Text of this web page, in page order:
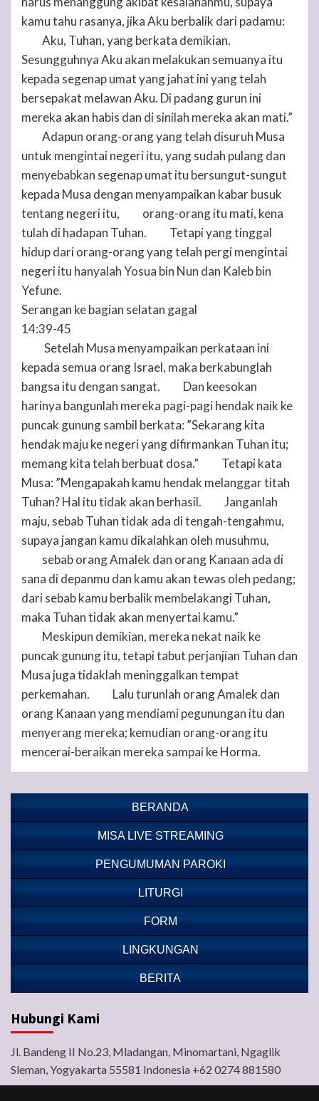
kamu tahu rasanya, jika Aku berbalik dari padamu:
Aku, Tuhan, yang berkata demikian.
Sesungguhnya Aku akan melakukan semuanya itu
kepada segenap umat yang jahat ini yang telah
bersepakat melawan Aku. Di padang gurun ini
mereka akan habis dan di sinilah mereka akan mati.”
Adapun orang-orang yang telah disuruh Musa
untuk mengintai negeri itu, yang sudah pulang dan
menyebabkan segenap umat itu bersungut-sungut
kepada Musa dengan menyampaikan kabar busuk
tentang negeri itu,
orang-orang itu mati, kena
tulah di hadapan Tuhan.
Tetapi yang tinggal
hidup dari orang-orang yang telah pergi mengintai
negeri itu hanyalah Yosua bin Nun dan Kaleb bin
Yefune.
Serangan ke bagian selatan gagal
14:39-45
Setelah Musa menyampaikan perkataan ini
kepada semua orang Israel, maka berkabunglah
bangsa itu dengan sangat.
Dan keesokan
harinya bangunlah mereka pagi-pagi hendak naik ke
puncak gunung sambil berkata: ”Sekarang kita
hendak maju ke negeri yang difirmankan Tuhan itu;
memang kita telah berbuat dosa.”
Tetapi kata
Musa: ”Mengapakah kamu hendak melanggar titah
Tuhan? Hal itu tidak akan berhasil.
Janganlah
maju, sebabTuhantidak ada di tengah-tengahmu,
supaya jangan kamu dikalahkan oleh musuhmu,
sebab orang Amalek dan orang Kanaan ada di
sana di depanmu dan kamu akan tewas oleh pedang;
dari sebab kamu berbalik membelakangiTuhan,
maka Tuhantidak akan menyertai kamu.”
Meskipun demikian, mereka nekat naik ke
puncak gunung itu, tetapi tabut perjanjian Tuhan dan
Musa juga tidaklah meninggalkan tempat
perkemahan.
Lalu turunlah orang Amalek dan
orang Kanaan yang mendiami pegunungan itu dan
menyerang mereka; kemudian orang-orang itu
mencerai-beraikan mereka sampai ke Horma.
BERANDA
MISA LIVE STREAMING
PENGUMUMAN PAROKI
LITURGI
FORM
LINGKUNGAN
BERITA
Hubungi Kami
Jl. Bandeng II No.23, Mladangan, Minomartani, Ngaglik
Sleman, Yogyakarta 55581 Indonesia +62 0274 881580